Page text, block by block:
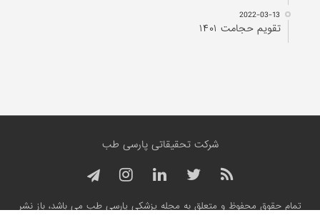
2022-03-13
تقویم حجامت ۱۴۰۱
شرکت تحقیقاتی پارسی طب
تمام حقوق محفوظ و متعلق به مجله پزشکی پارسی طب می باشد، باز نشر